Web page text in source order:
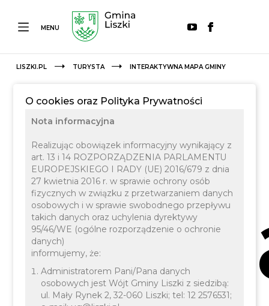
MENU
LISZKI.PL TURYSTA INTERAKTYWNA MAPA GMINY
O cookies oraz Polityka Prywatności
Nota informacyjna
Realizując obowiązek informacyjny wynikający z
art. 13 i 14 ROZPORZĄDZENIA PARLAMENTU
EUROPEJSKIEGO I RADY (UE) 2016/679 z dnia
27 kwietnia 2016 r. w sprawie ochrony osób
fizycznych w związku z przetwarzaniem danych
osobowych i w sprawie swobodnego przepływu
takich danych oraz uchylenia dyrektywy
95/46/WE (ogólne rozporządzenie o ochronie
danych)
informujemy, że:
Administratorem Pani/Pana danych
osobowych jest Wójt Gminy Liszki z siedzibą:
ul. Mały Rynek 2, 32-060 Liszki; tel: 12 2576531;